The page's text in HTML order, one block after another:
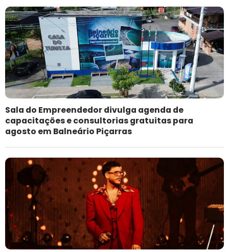
Sala do Empreendedor divulga agenda de
capacitações e consultorias gratuitas para
agosto em Balneário Piçarras